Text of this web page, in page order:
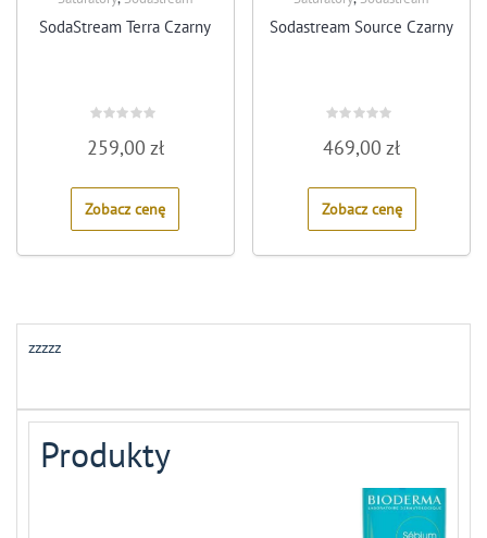
SodaStream Terra Czarny
0
out
5
259,00 zł
Zobacz cenę
Sodastream Source Czarny
0
out
5
469,00zł
Zobacz cenę
zzzzz
Produkty